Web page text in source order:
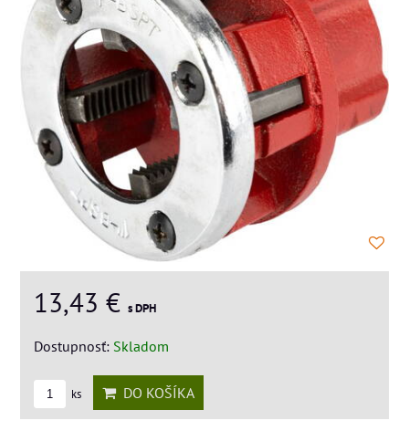
13,43 € s DPH
Dostupnosť: Skladom
ks DO KOŠÍKA